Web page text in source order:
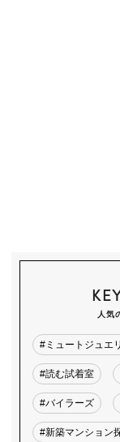
人気
#ミュートジュエ
#読む試着室
#バイラーズ
#新築マンション